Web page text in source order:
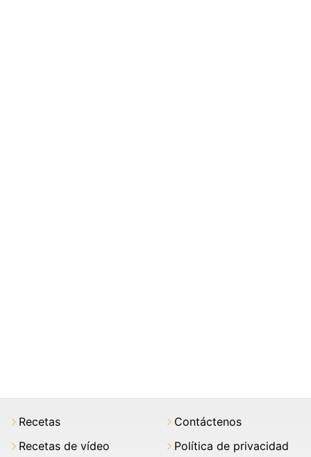
Recetas
Recetas de vídeo
Contáctenos
Política de privacidad